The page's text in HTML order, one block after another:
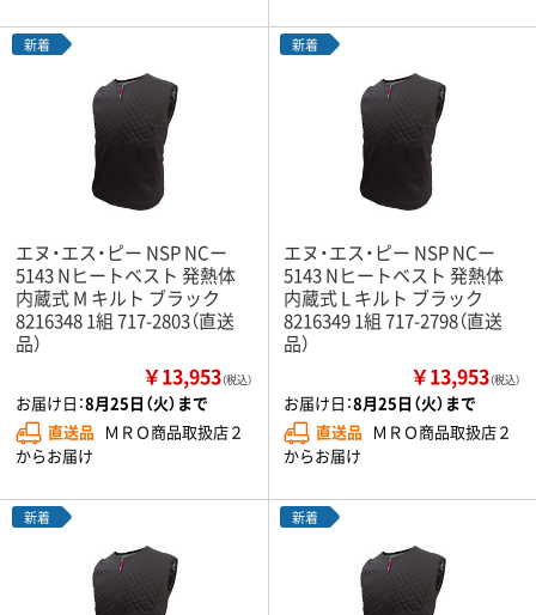
新着
エヌ・エス・ピー NSP NCー
5143 Nヒートベスト 発熱体
内蔵式 M キルト ブラック
8216348 1組 717-2803（直送
品）
￥13,953（税込）
お届け日：8月25日（火）まで
直送品 ＭＲＯ商品取扱店２
からお届け
新着
エヌ・エス・ピー NSP NCー
5143 Nヒートベスト 発熱体
内蔵式 L キルト ブラック
8216349 1組 717-2798（直送
品）
￥13,953（税込）
お届け日：8月25日（火）まで
直送品 ＭＲＯ商品取扱店２
からお届け
新着 新着